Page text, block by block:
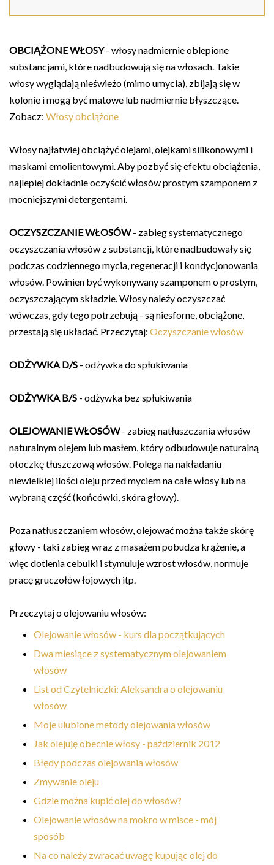
OBCIĄŻONE WŁOSY- włosy nadmiernie oblepione
substancjami, które nadbudowują się na włosach. Takie
włosy wyglądają nieświeżo (mimo umycia), zbijają się w
kolonie i mogą być matowe lub nadmiernie błyszczące.
Zobacz: Włosy obciążone
Włosy najłatwiej obciążyć olejami, olejkami silikonowymi i
maskami emolientowymi. Aby pozbyć się efektu obciążenia,
najlepiej dokładnie oczyścić włosów prostym szamponem z
mocniejszymi detergentami.
OCZYSZCZANIE WŁOSÓW- zabieg systematycznego
oczyszczania włosów z substancji, które nadbudowały się
podczas codziennego mycia, regeneracji i kondycjonowania
włosów. Powinien być wykonywany szamponem o prostym,
oczyszczającym składzie. Włosy należy oczyszczać
wówczas, gdy tego potrzebują - są niesforne, obciążone,
przestają się układać. Przeczytaj: Oczyszczanie włosów
ODŻYWKA D/S - odżywka do spłukiwania
ODŻYWKA B/S - odżywka bez spłukiwania
OLEJOWANIE WŁOSÓW- zabieg natłuszczania włosów
naturalnym olejem lub masłem, który odbudowuje naturalną
otoczkę tłuszczową włosów. Polega na nakładaniu
niewielkiej ilości oleju przed myciem na całe włosy lub na
wybraną część (końcówki, skóra głowy).
Poza natłuszczaniem włosów, olejować można także skórę
głowy - taki zabieg wraz z masażem pobudza krążenie, a
więc dotlenia cebulki i stymuluje wzrost włosów, normuje
pracę gruczołów łojowych itp.
Przeczytaj o olejowaniu włosów:
Olejowanie włosów - kurs dla początkujących
Dwa miesiące z systematycznym olejowaniem
włosów
List od Czytelniczki: Aleksandra o olejowaniu
włosów
Moje ulubione metody olejowania włosów
Jak olejuję obecnie włosy - październik 2012
Błędy podczas olejowania włosów
Zmywanie oleju
Gdzie można kupić olej do włosów?
Olejowanie włosów na mokro w misce - mój
sposób
Na co należy zwracać uwagę kupując olej do